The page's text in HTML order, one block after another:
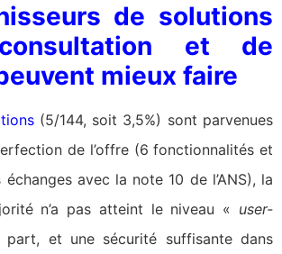
de solutions
et de
mieux faire
(5/144, soit 3,5%) sont parvenues
de l’offre (6 fonctionnalités et
avec la note 10 de l’ANS), la
n’a pas atteint le niveau « user-
part, et une sécurité suffisante dans